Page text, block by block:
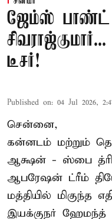
ஜேம்ஸ் பாண்ட்
டீசர்!
Published on: 04 Jul 2026,
சென்னை,
கன்னடம் மற்றும்
ஆக்ஷன் - ஸ்பை
ஆபரேஷன் ட்ரீம்
மத்தியில் மிகுந்த
இயக்குநர் ஹேமந்த்